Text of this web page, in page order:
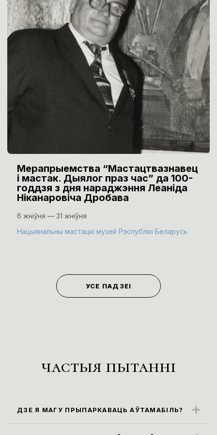
Мерапрыемства “Мастацтвазнавец
і мастак. Дыялог праз час” да 100-
годдзя з дня нараджэння Леаніда
Ніканаровіча Дробава
6 жніўня — 31 жніўня
Нацыянальны мастацкі музей Рэспублікі Беларусь
УСЕ ПАДЗЕІ
частыя пытанні
ДЗЕ Я МАГУ ПРЫПАРКАВАЦЬ АЎТАМАБІЛЬ?